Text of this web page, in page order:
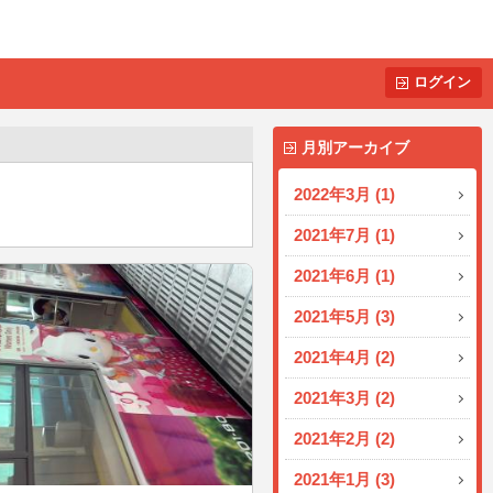
ログイン
月別アーカイブ
2022年3月 (1)
2021年7月 (1)
2021年6月 (1)
2021年5月 (3)
2021年4月 (2)
2021年3月 (2)
2021年2月 (2)
2021年1月 (3)